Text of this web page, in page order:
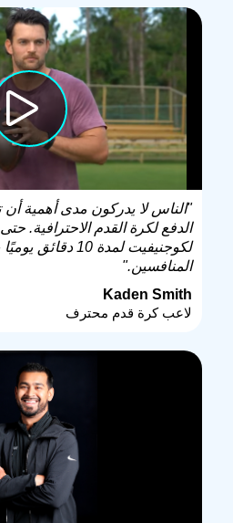
"الناس لا يدركون مدى أهمية أن
الدفع لكرة القدم الاحترافية.
لكوجنيفيت لمدة
المنافسين."
Kaden Smith
لاعب كرة قدم محترف